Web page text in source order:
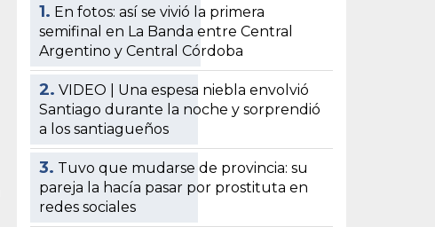
1. En fotos: así se vivió la primera
semifinal en La Banda entre Central
Argentino y Central Córdoba
2. VIDEO | Una espesa niebla envolvió
Santiago durante la noche y sorprendió
a los santiagueños
3. Tuvo que mudarse de provincia: su
pareja la hacía pasar por prostituta en
redes sociales